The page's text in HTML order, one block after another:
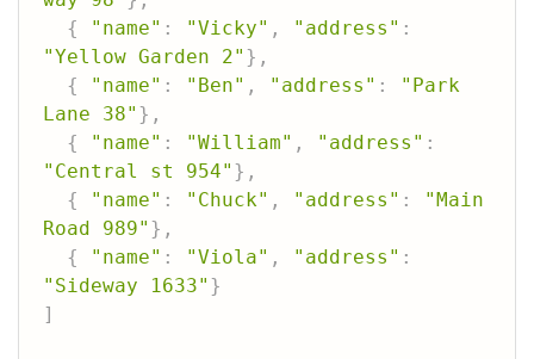
{
"name" : "Vicky" , "address" :
"Yellow Garden 2" } ,
{
"name" : "Ben" , "address" :
"Park
Lane 38" } ,
{
"name" : "William" , "address" :
"Central st 954" } ,
{
"name" : "Chuck" , "address" :
"Main
Road 989" } ,
{
"name" : "Viola" , "address" :
"Sideway 1633" }
]